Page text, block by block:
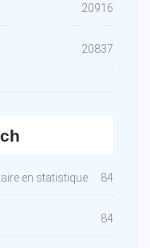
20916
20837
en statistique 84
84